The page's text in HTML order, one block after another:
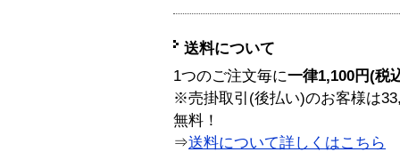
送料について
1つのご注文毎に一律1,100円(税
※売掛取引(後払い)のお客様は
無料！
⇒送料について詳しくはこちら